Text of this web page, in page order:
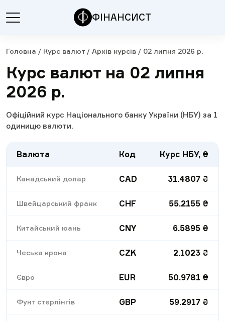
ФІНАНСИСТ
Головна / Курс валют / Архів курсів / 02 липня 2026 р.
Курс валют на 02 липня
2026 р.
Офіційний курс Національного банку України (НБУ) за 1
одиницю валюти.
Валюта Код Курс НБУ, ₴
Канадський долар CAD 31.4807 ₴
Швейцарський франк CHF 55.2155 ₴
Китайський юань CNY 6.5895 ₴
Чеська крона CZK 2.1023 ₴
Євро EUR 50.9781 ₴
Фунт стерлінгів GBP 59.2917 ₴